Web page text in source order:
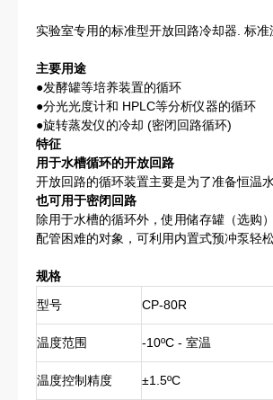
实验室专用的标准型开放回路冷却器. 标准
主要用途
●发酵罐等培养装置的循环
●分光光度计和 HPLC等分析仪器的循环
●旋转蒸发仪的冷却 (密闭回路循环)
特征
用于水槽循环的开放回路
开放回路的循环装置主要是为了准备恒温
也可用于密闭回路
除用于水槽的循环外，使用储存罐（选购
配管困难的对象，可利用内置式预冲泵轻松
规格
型号
CP-80R
温度范围 -10ºC - 室温
温度控制精度 ±1.5ºC